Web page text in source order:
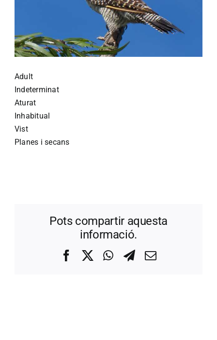
Adult
Indeterminat
Aturat
Inhabitual
Vist
Planes i secans
Pots compartir aquesta
informació.
FacebookWhatsApp
Telegram
Correo